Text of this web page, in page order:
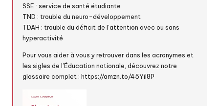
SSE : service de santé étudiante
TND : trouble du neuro-développement
TDAH : trouble du déficit de l’attention avec ou sans
hyperactivité
Pour vous aider à vous y retrouver dans les acronymes et
les sigles de l’Éducation nationale, découvrez notre
glossaire complet :https://amzn.to/45Yil8P